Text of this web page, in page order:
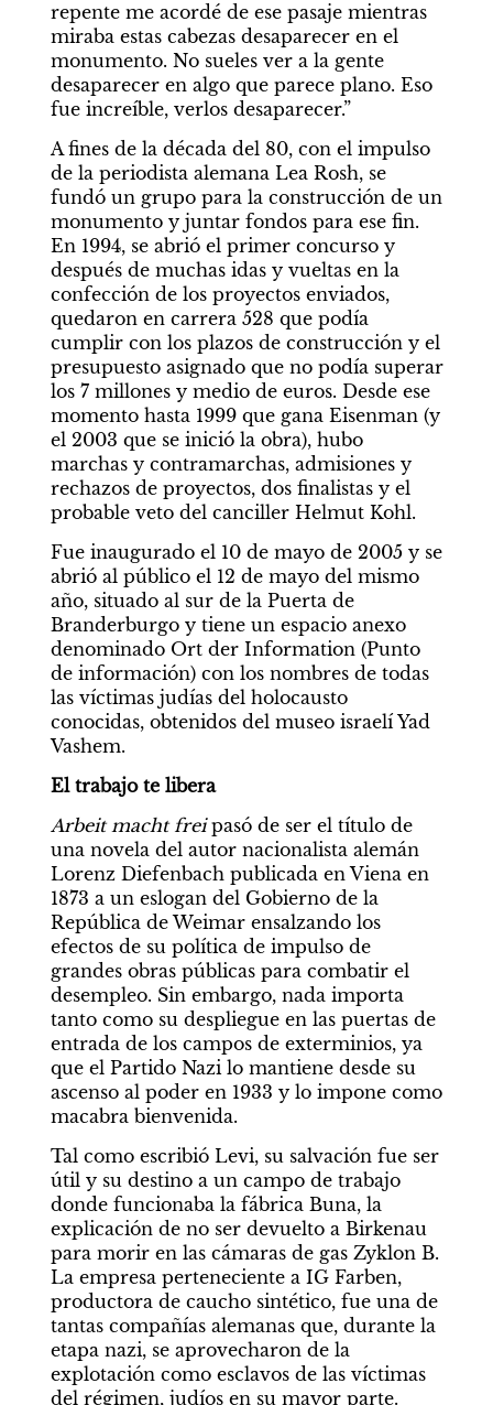
repente me acordé de ese pasaje mientras
miraba estas cabezas desaparecer en el
monumento. No sueles ver a la gente
desaparecer en algo que parece plano. Eso
fue increíble, verlos desaparecer.”
A fines de la década del 80, con el impulso
de la periodista alemana Lea Rosh, se
fundó un grupo para la construcción de un
monumento y juntar fondos para ese fin.
En 1994, se abrió el primer concurso y
después de muchas idas y vueltas en la
confección de los proyectos enviados,
quedaron en carrera 528 que podía
cumplir con los plazos de construcción y el
presupuesto asignado que no podía superar
los 7 millones y medio de euros. Desde ese
momento hasta 1999 que gana Eisenman (y
el 2003 que se inició la obra), hubo
marchas y contramarchas, admisiones y
rechazos de proyectos, dos finalistas y el
probable veto del canciller Helmut Kohl.
Fue inaugurado el 10 de mayo de 2005 y se
abrió al público el 12 de mayo del mismo
año, situado al sur de la Puerta de
Branderburgo y tiene un espacio anexo
denominado Ort der Information (Punto
de información) con los nombres de todas
las víctimas judías del holocausto
conocidas, obtenidos del museo israelí Yad
Vashem.
El trabajo te libera
Arbeit macht frei pasó de ser el título de
una novela del autor nacionalista alemán
Lorenz Diefenbach publicada en Viena en
1873 a un eslogan del Gobierno de la
República de Weimar ensalzando los
efectos de su política de impulso de
grandes obras públicas para combatir el
desempleo. Sin embargo, nada importa
tanto como su despliegue en las puertas de
entrada de los campos de exterminios, ya
que el Partido Nazi lo mantiene desde su
ascenso al poder en 1933 y lo impone como
macabra bienvenida.
Tal como escribió Levi, su salvación fue ser
útil y su destino a un campo de trabajo
donde funcionaba la fábrica Buna, la
explicación de no ser devuelto a Birkenau
para morir en las cámaras de gas Zyklon B.
La empresa perteneciente a IG Farben,
productora de caucho sintético, fue una de
tantas compañías alemanas que, durante la
etapa nazi, se aprovecharon de la
explotación como esclavos de las víctimas
del régimen, judíos en su mayor parte.